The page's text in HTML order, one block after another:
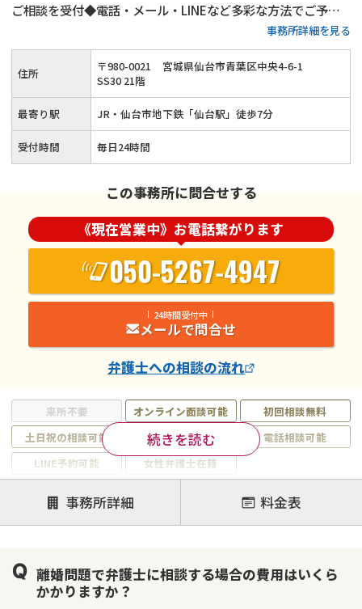
ご相談を受付◆電話・メール・LINEなど多彩な方法でご予約
を受け付けます◆離婚・男女問題解決を得意とする弁護士が在
籍◆「満足度の高い解決を目指して努力することを怠らないこ
と」の実現を目指します
事務所詳細を見る
来所不要 オンライン面談可能
初回相談無料
土日祝の相談可能
19時以降電話可能
電話相談可能
LINE予約可能
女性弁護士在籍
注力案件
離婚前相談
離婚調停
離婚裁判
不貞・不倫慰謝料請求
国際離婚
養育費問題
財産分与
続きを読む
住所 〒980-0021
宮城県仙台市青葉区中央4-6-1
SS30 21階
最寄り駅 JR・仙台市地下鉄「仙台駅」徒歩7分
受付時間 毎日24時間
この事務所に問合せする
《現在営業中》お電話繋がります
050-5267-4947
24時間受付中
メールで問合せ
弁護士への相談の流れ
事務所詳細 料金表
離婚問題で弁護士に相談する場合の費用はいくら
かかりますか？